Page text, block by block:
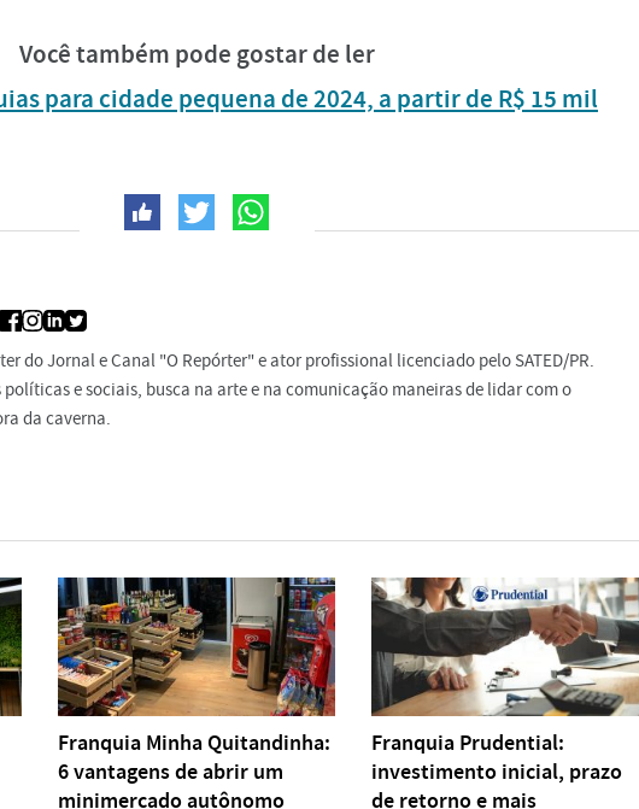
Você também pode gostar de ler
para cidade pequena de 2024, a partir de R$ 15 mil
do Jornal e Canal "O Repórter" e ator profissional licenciado pelo SATED/PR.
políticas e sociais, busca na arte e na comunicação maneiras de lidar com o
da caverna.
Franquia Minha Quitandinha:
6 vantagens de abrir um
minimercado autônomo
Franquia Prudential:
investimento inicial, prazo
de retorno e mais